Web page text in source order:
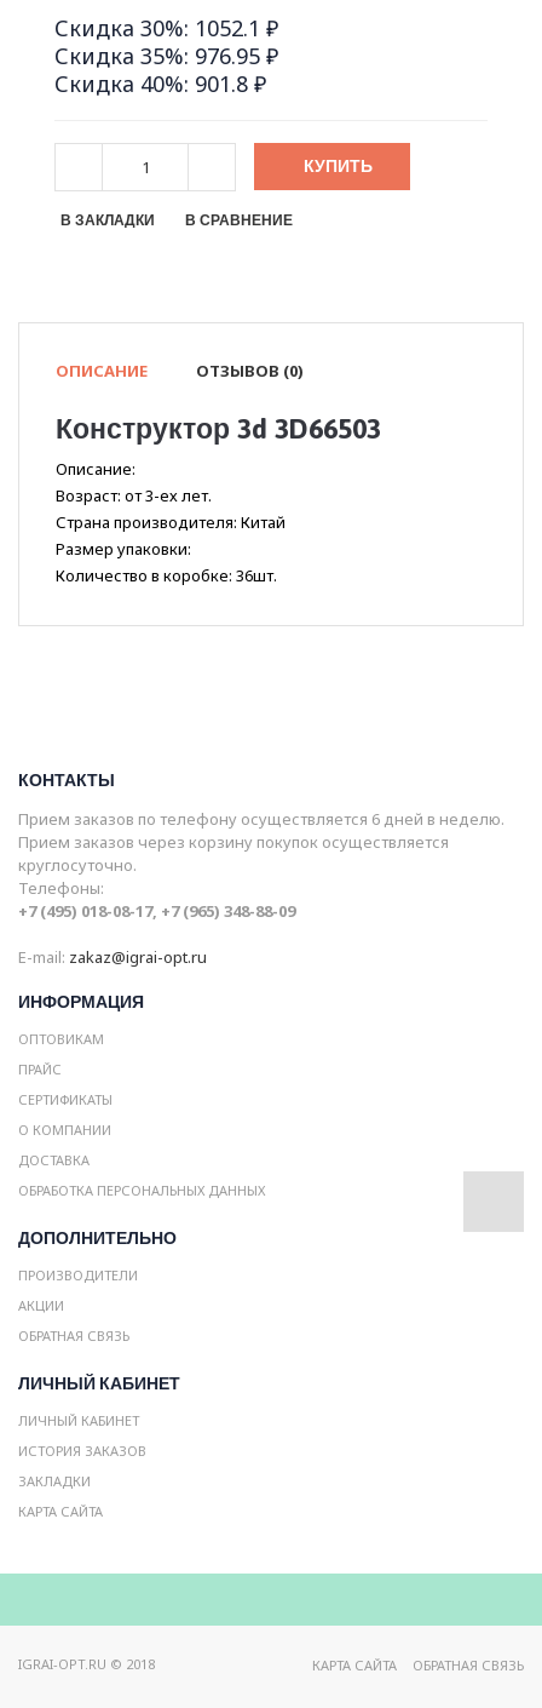
Скидка 30%: 1052.1 ₽
Скидка 35%: 976.95 ₽
Скидка 40%: 901.8 ₽
КУПИТЬ
В ЗАКЛАДКИ В СРАВНЕНИЕ
ОПИСАНИЕ ОТЗЫВОВ (0)
Конструктор 3d 3D66503
Описание:
Возраст: от 3-ех лет.
Страна производителя: Китай
Размер упаковки:
Количество в коробке: 36шт.
КОНТАКТЫ
Прием заказов по телефону осуществляется 6 дней в неделю.
Прием заказов через корзину покупок осуществляется
круглосуточно.
Телефоны:
+7 (495) 018-08-17, +7 (965) 348-88-09
E-mail: zakaz@igrai-opt.ru
ИНФОРМАЦИЯ
ОПТОВИКАМ
ПРАЙС
СЕРТИФИКАТЫ
О КОМПАНИИ
ДОСТАВКА
ОБРАБОТКА ПЕРСОНАЛЬНЫХ ДАННЫХ
ДОПОЛНИТЕЛЬНО
ПРОИЗВОДИТЕЛИ
АКЦИИ
ОБРАТНАЯ СВЯЗЬ
ЛИЧНЫЙ КАБИНЕТ
ЛИЧНЫЙ КАБИНЕТ
ИСТОРИЯ ЗАКАЗОВ
ЗАКЛАДКИ
КАРТА САЙТА
IGRAI-OPT.RU © 2018 КАРТА САЙТА ОБРАТНАЯ СВЯЗЬ